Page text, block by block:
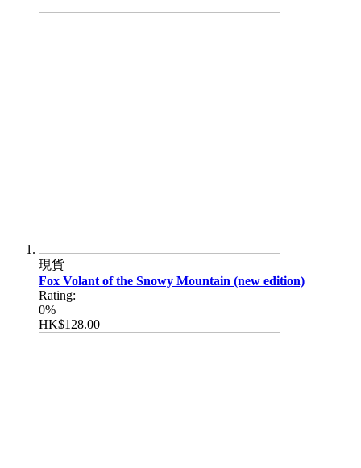
現貨
Fox Volant of the Snowy Mountain (new edition)
Rating:
0%
HK$128.00